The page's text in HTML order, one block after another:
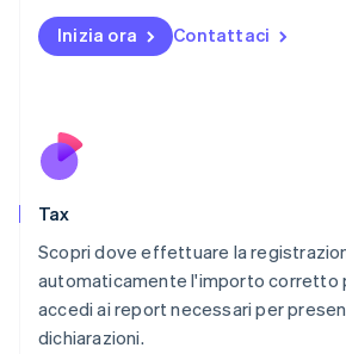
Inizia ora Contattaci
Tax
Scopri dove effettuare la
automaticamente l'importo corretto
accedi ai report necessari per
dichiarazioni.
Messico
EspañolEnglish
English
Paesi Bassi
English
Portogallo
RAS di Hong Kong, Cina
English简体中文